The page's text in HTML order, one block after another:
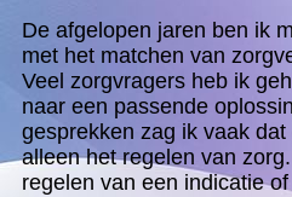
De afgelopen jaren ben ik
met het matchen van
Veel zorgvragers heb ik
naar een passende
gesprekken zag ik vaak
alleen het regelen van
regelen van een indicatie